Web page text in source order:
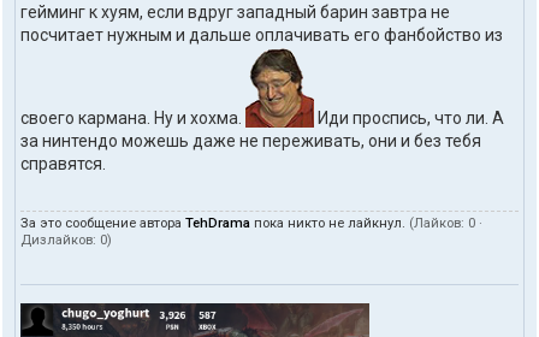
гейминг к хуям, если вдруг западный барин завтра не
посчитает нужным и дальше оплачивать его фанбойство из
своего кармана. Ну и хохма.
Иди проспись, что ли. А
за нинтендо можешь даже не переживать, они и без тебя
справятся.
За это сообщение автора TehDrama пока никто не лайкнул. (Лайков: 0 ·
Дизлайков: 0)